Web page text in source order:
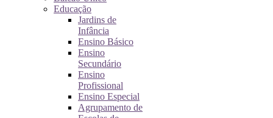
Educação
Jardins de
Infância
Ensino Básico
Ensino
Secundário
Ensino
Profissional
Ensino Especial
Agrupamento de